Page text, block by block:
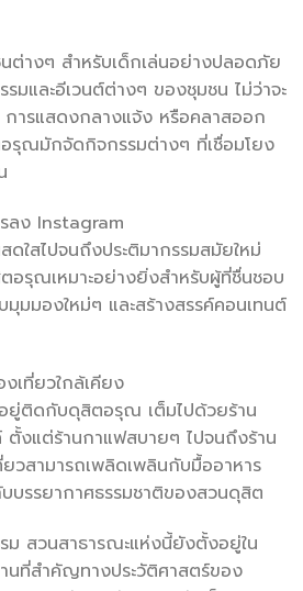
ต่างๆ สำหรับเด็กเล่นอย่างปลอดภัย
มและอีเวนต์ต่างๆ ของชุมชน ไม่ว่าจะ
ารแสดงกลางแจ้ง หรือคลาสออก
รุณมักจัดกิจกรรมต่างๆ ที่เชื่อมโยง
ลง Instagram
ใสไปจนถึงประติมากรรมสมัยใหม่
อรุณเหมาะอย่างยิ่งสำหรับผู้ที่ชื่นชอบ
มมองใหม่ๆ และสร้างสรรค์คอนเทนต์
เที่ยวใกล้เคียง
ยู่ติดกับดุสิตอรุณ เต็มไปด้วยร้าน
ตั้งแต่ร้านกาแฟสบายๆ ไปจนถึงร้าน
วสามารถเพลิดเพลินกับมื้ออาหาร
รรยากาศธรรมชาติของสวนดุสิต
สวนสาธารณะแห่งนี้ยังตั้งอยู่ใน
นที่สำคัญทางประวัติศาสตร์ของ